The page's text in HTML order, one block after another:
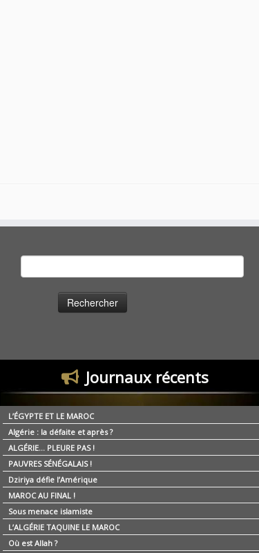
Journaux récents
L’ÉGYPTE ET LE MAROC
Algérie : la défaite et après ?
ALGÉRIE… PLEURE PAS !
PAUVRES SÉNÉGALAIS !
Dziriya défie l’Amérique
MAROC AU FINAL !
Sous menace islamiste
L’ALGÉRIE TAQUINE LE MAROC
Où est Allah ?